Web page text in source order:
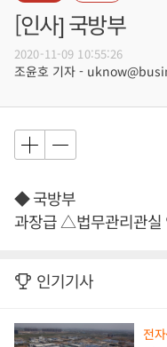
[인사] 국방부
2020-11-09 10:55:26
조윤호 기자 -
◆ 국방부
과장급 △법무관리관실
인기기사
전